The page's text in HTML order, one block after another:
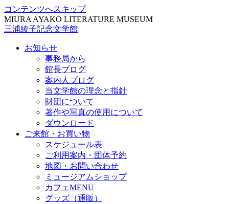
コンテンツへスキップ
MIURA AYAKO LITERATURE MUSEUM
三浦綾子記念文学館
お知らせ
事務局から
館長ブログ
案内人ブログ
当文学館の理念と指針
財団について
著作や写真の使用について
ダウンロード
ご来館・お買い物
スケジュール表
ご利用案内・団体予約
地図・お問い合わせ
ミュージアムショップ
カフェMENU
グッズ（通販）